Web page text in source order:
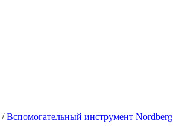
/Вспомогательный инструмент Nordberg